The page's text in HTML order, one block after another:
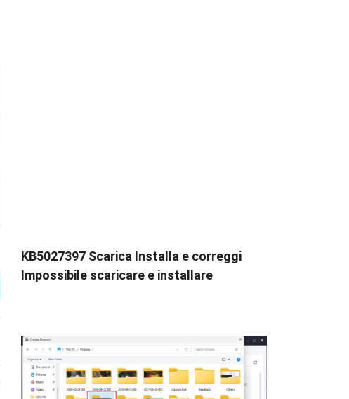
KB5027397 Scarica Installa e correggi
Impossibile scaricare e installare